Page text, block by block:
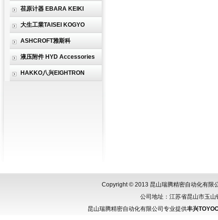
荏原计器 EBARA KEIKI
大生工業TAISEI KOGYO
ASHCROFT雅斯科
液压附件 HYD Accessories
HAKKO八兴EIGHTRON
Copyright © 2013 昆山瑞腾精密自动化有限
公司地址：江苏省昆山市玉
昆山瑞腾精密自动化有限公司专业提供丰兴